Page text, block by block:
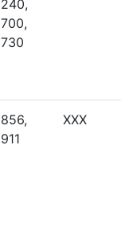
240,
700,
730
856,
911
XXX